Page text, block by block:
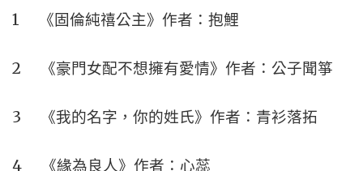
1 《固倫純禧公主》作者：抱鯉
2 《豪門女配不想擁有愛情》作者：公子聞箏
3 《我的名字，你的姓氏》作者：青衫落拓
4 《緣為良人》作者：心蕊